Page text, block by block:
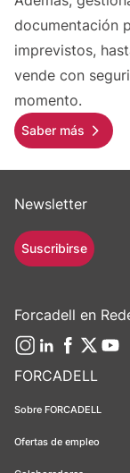
documentación
imprevistos,
vende con
momento.
Saber más
FORCADELL
Sobre FORCADELL
Ofertas de empleo
Newsletter
Suscribirse
Forcadell en